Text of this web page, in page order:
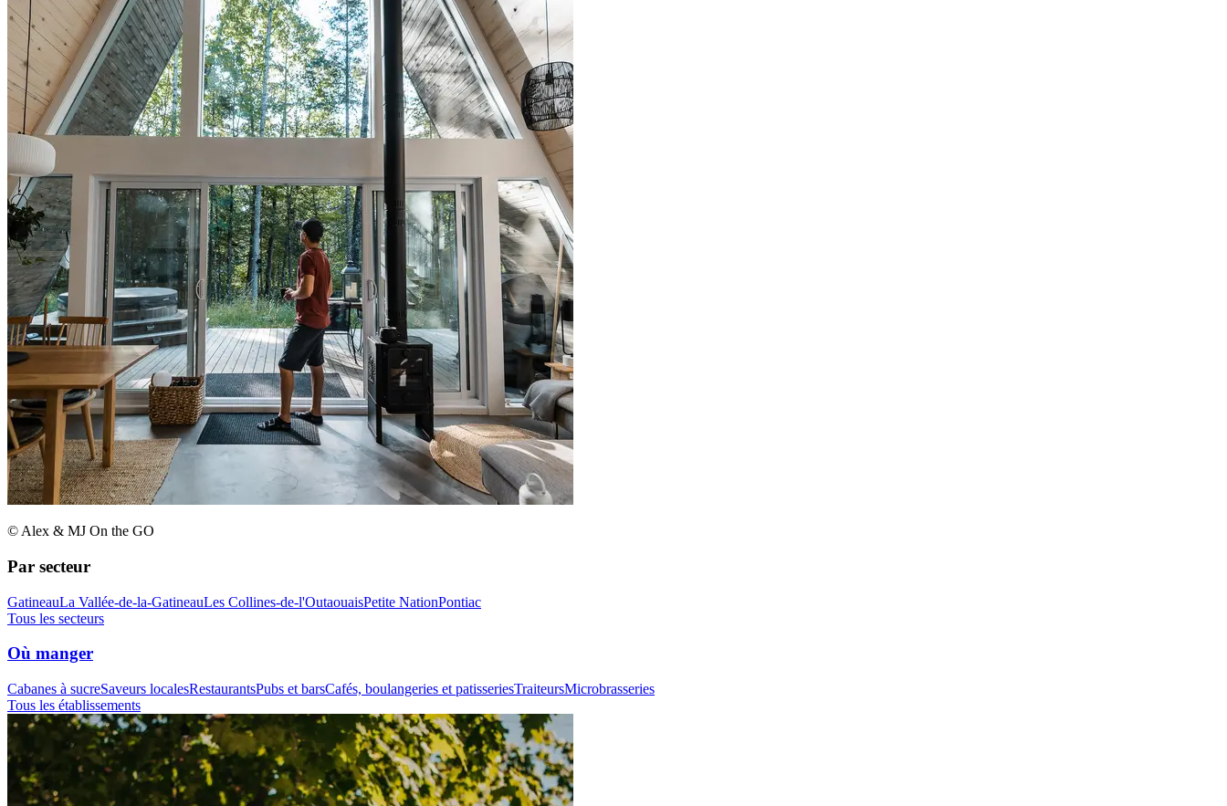
© Alex & MJ On the GO
Par secteur
GatineauLa Vallée-de-la-GatineauLes Collines-de-l'OutaouaisPetite NationPontiac
Tous les secteurs
Où manger
Cabanes à sucreSaveurs localesRestaurantsPubs et barsCafés, boulangeries et patisseriesTraiteursMicrobrasseries
Tous les établissements